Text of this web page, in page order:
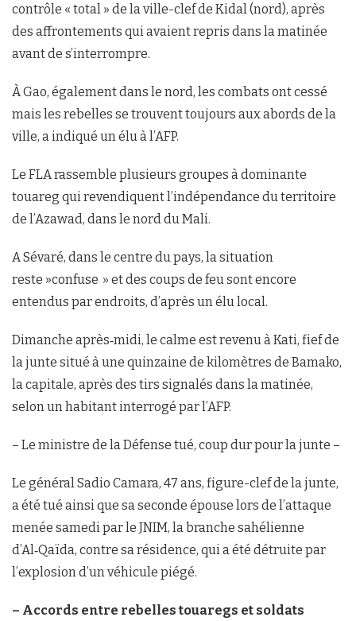
contrôle « total » de la ville-clef de Kidal (nord), après
des affrontements qui avaient repris dans la matinée
avant de s’interrompre.
À Gao, également dans le nord, les combats ont cessé
mais les rebelles se trouvent toujours aux abords de la
ville, a indiqué un élu à l’AFP.
Le FLA rassemble plusieurs groupes à dominante
touareg qui revendiquent l’indépendance du territoire
de l’Azawad, dans le nord du Mali.
A Sévaré, dans le centre du pays, la situation
reste »confuse » et des coups de feu sont encore
entendus par endroits, d’après un élu local.
Dimanche après‑midi, le calme est revenu à Kati, fief de
la junte situé à une quinzaine de kilomètres de Bamako,
la capitale, après des tirs signalés dans la matinée,
selon un habitant interrogé par l’AFP.
– Le ministre de la Défense tué, coup dur pour la junte –
Le général Sadio Camara, 47 ans, figure-clef de la junte,
a été tué ainsi que sa seconde épouse lors de l’attaque
menée samedi par le JNIM, la branche sahélienne
d’Al‑Qaïda, contre sa résidence, qui a été détruite par
l’explosion d’un véhicule piégé.
– Accords entre rebelles touaregs et soldats